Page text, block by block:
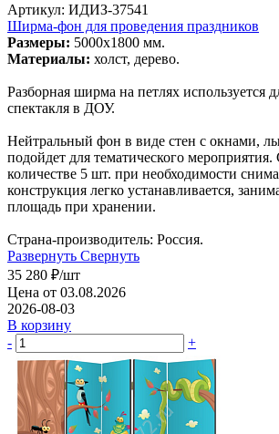
Артикул: ИДИЗ-37541
Ширма-фон для проведения праздников
Размеры: 5000х1800 мм.
Материалы: холст, дерево.
Разборная ширма на петлях используется
спектакля в ДОУ.
Нейтральный фон в виде стен с окнами,
подойдет для тематического мероприятия.
количестве 5 шт. при необходимости
конструкция легко устанавливается,
площадь при хранении.
Страна-производитель: Россия.
Развернуть Свернуть
35 280 ₽/шт
Цена от 03.08.2026
2026-08-03
В корзину
-
+